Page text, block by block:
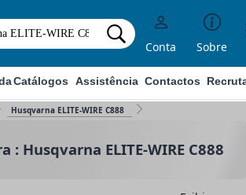
Conta Sobre
Catálogos Assistência Contactos
Husqvarna ELITE-WIRE C888
: Husqvarna ELITE-WIRE C888